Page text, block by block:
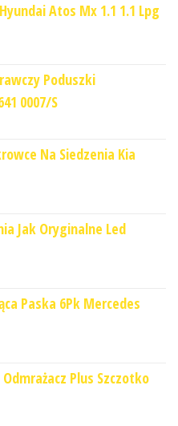
Atos Mx 1.1 1.1 Lpg
Poduszki
0007/S
Na Siedzenia Kia
Jak Oryginalne Led
Paska 6Pk Mercedes
Plus Szczotko